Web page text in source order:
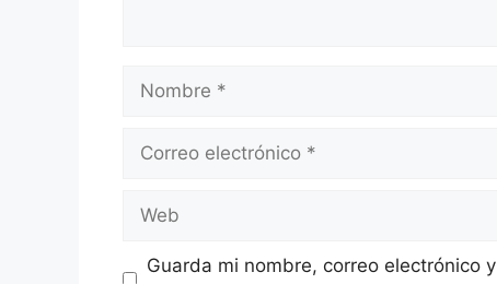
electrónico
Guarda mi nombre, correo electrónico